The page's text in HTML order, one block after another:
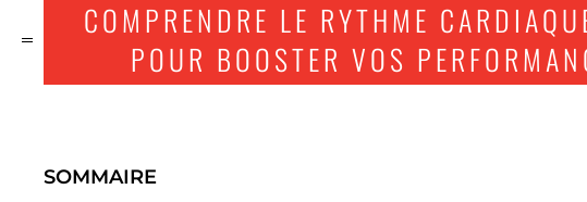
COMPRENDRE LE RYTHME
POUR BOOSTER VOS
SOMMAIRE